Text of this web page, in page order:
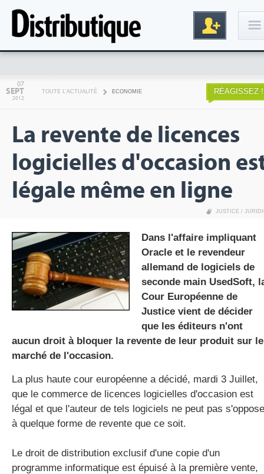
Inscription
gratuite
07
SEPT
2012
TOUTE L'ACTUALITÉ ECONOMIE RÉAGISSEZ !
La revente de licences
logicielles d'occasion
légale même en ligne
JUSTICE /
Dans l'affaire impliquant
Oracle et le revendeur
allemand de logiciels de
seconde main UsedSoft,
Cour Européenne de
Justice vient de décider
que les éditeurs n'ont
aucun droit à bloquer la revente de leur produit sur le
marché de l'occasion.
La plus haute cour européenne a décidé, mardi 3 Juillet,
que le commerce de licences logicielles d'occasion est
légal et que l'auteur de tels logiciels ne peut pas
à quelque forme de revente que ce soit.
Le droit de distribution exclusif d'une copie d'un
programme informatique est épuisé à la première vente,